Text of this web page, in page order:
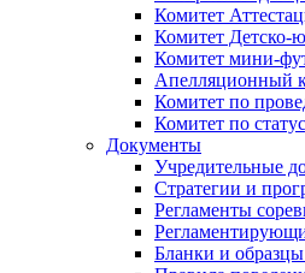
Комитет
Комитет Детско-
Комитет мини-
Апелляционный
Комитет по
Комитет по
Документы
Учредительные
Стратегии и
Регламенты
Бланки и